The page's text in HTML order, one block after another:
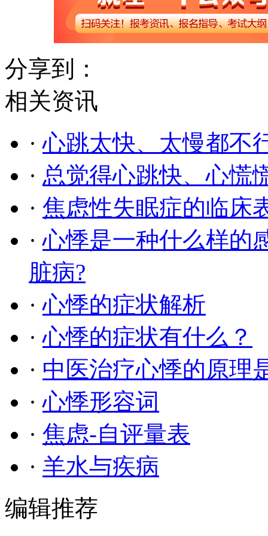
分享到：
相关资讯
·心跳太快、太慢都不
· 总觉得心跳快、心慌
· 焦虑性失眠症的临床
·心悸是一种什么样的
脏病?
·心悸的症状解析
·心悸的症状有什么？
· 中医治疗心悸的原理
·心悸形容词
· 焦虑-自评量表
· 羊水与疾病
编辑推荐